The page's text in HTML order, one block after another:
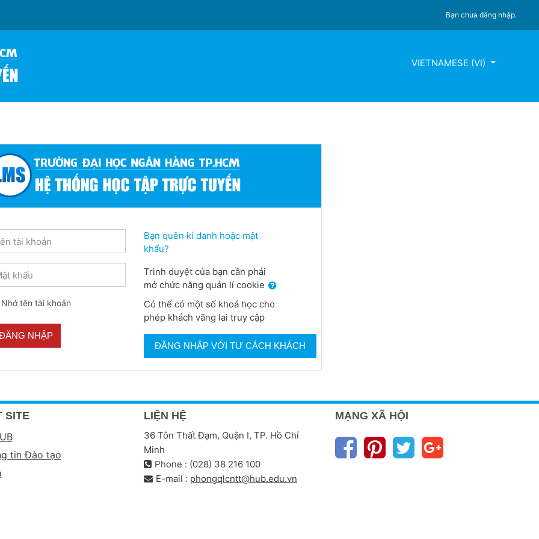
Bạn chưa đăng nhập.
VIETNAMESE ‎(VI)‎
tài khoản
khẩu
Nhớ tên tài khoản
NHẬP
Bạn quên kí danh hoặc mật
khẩu?
Trình duyệt của bạn cần phải
mở chức năng quản lí cookie
Có thể có một số khoá học cho
phép khách vãng lai truy cập
ĐĂNG NHẬP VỚI TƯ CÁCH KHÁCH
SITE
tin Đào tạo
LIỆN HỆ
36 Tôn Thất Đạm, Quận I, TP. Hồ Chí
Minh
Phone : (028) 38 216 100
E-mail : phongqlcntt@hub.edu.vn
MẠNG XÃ HỘI